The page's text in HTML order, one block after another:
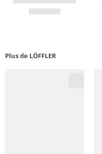
Plus de LÖFFLER